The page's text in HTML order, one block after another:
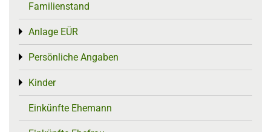
Familienstand
Anlage EÜR
Toggle menu
Persönliche Angaben
Toggle menu
Kinder
Toggle menu
Einkünfte Ehemann